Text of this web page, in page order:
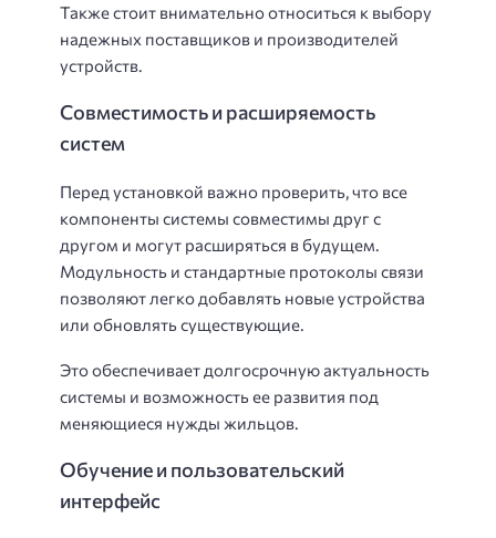
Также стоит внимательно относиться к выбору
надежных поставщиков и производителей
устройств.
Совместимость и расширяемость
систем
Перед установкой важно проверить, что все
компоненты системы совместимы друг с
другом и могут расширяться в будущем.
Модульность и стандартные протоколы связи
позволяют легко добавлять новые устройства
или обновлять существующие.
Это обеспечивает долгосрочную актуальность
системы и возможность ее развития под
меняющиеся нужды жильцов.
Обучение и пользовательский
интерфейс